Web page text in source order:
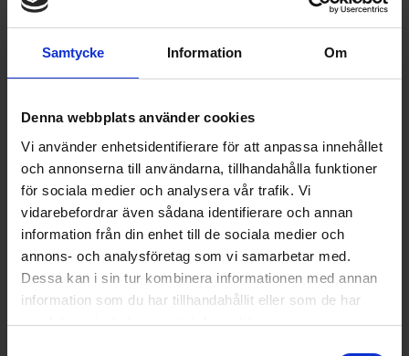
Samtycke Information Om
Denna webbplats använder cookies
Vi använder enhetsidentifierare för att anpassa innehållet
och annonserna till användarna, tillhandahålla funktioner
för sociala medier och analysera vår trafik. Vi
vidarebefordrar även sådana identifierare och annan
information från din enhet till de sociala medier och
annons- och analysföretag som vi samarbetar med.
Dessa kan i sin tur kombinera informationen med annan
information som du har tillhandahållit eller som de har
samlat in när du har använt deras tjänster.
EAN 7392186337920
Allmän information
Produktgrupp:
Diskmaskiner 60cm
Funktioner och egenskaper
För integrering (Ja/Ne
j):
Nej
Invändig belysning (Ja/
Ja